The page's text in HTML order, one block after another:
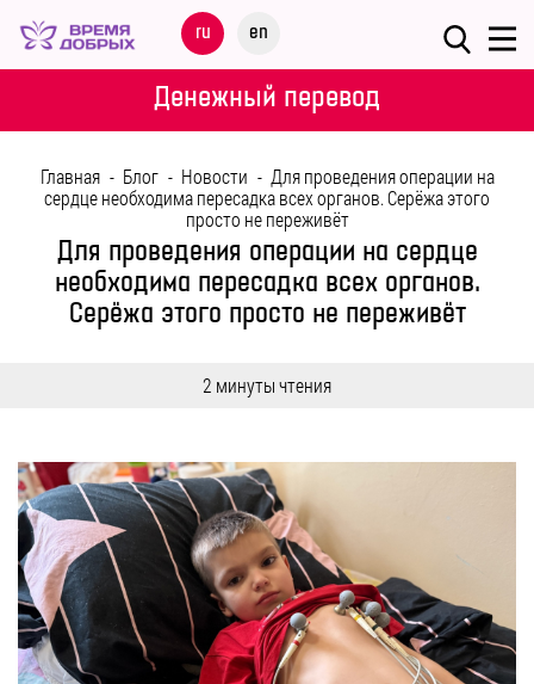
ru en
Меню
НАШИ
ПРОГРАММЫ
ПОМОЩЬ
БЛОГ
Денежный перевод
Главная - Блог - Новости - Для проведения операции на
сердце необходима пересадка всех органов. Серёжа этого
просто не переживёт
Для проведения операции на сердце
необходима пересадка всех органов.
Серёжа этого просто не переживёт
2 минуты чтения